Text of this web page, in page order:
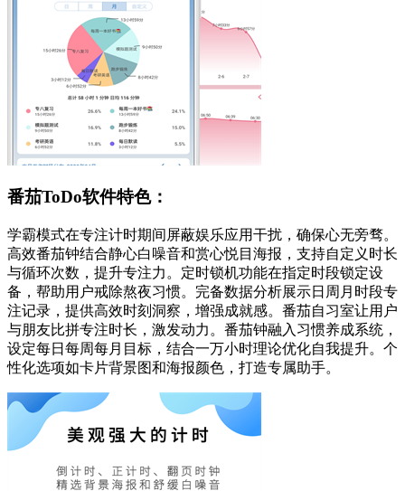
番茄ToDo软件特色：
学霸模式在专注计时期间屏蔽娱乐应用干扰，确保心无旁骛。
高效番茄钟结合静心白噪音和赏心悦目海报，支持自定义时长
与循环次数，提升专注力。定时锁机功能在指定时段锁定设
备，帮助用户戒除熬夜习惯。完备数据分析展示日周月时段专
注记录，提供高效时刻洞察，增强成就感。番茄自习室让用户
与朋友比拼专注时长，激发动力。番茄钟融入习惯养成系统，
设定每日每周每月目标，结合一万小时理论优化自我提升。个
性化选项如卡片背景图和海报颜色，打造专属助手。